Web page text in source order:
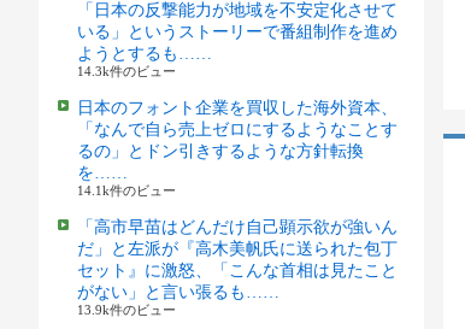
「日本の反撃能力が地域を不安定化させて
いる」というストーリーで番組制作を進め
ようとするも……
14.3k件のビュー
日本のフォント企業を買収した海外資本、
「なんで自ら売上ゼロにするようなことす
るの」とドン引きするような方針転換
を……
14.1k件のビュー
「高市早苗はどんだけ自己顕示欲が強いん
だ」と左派が『高木美帆氏に送られた包丁
セット』に激怒、「こんな首相は見たこと
がない」と言い張るも……
13.9k件のビュー